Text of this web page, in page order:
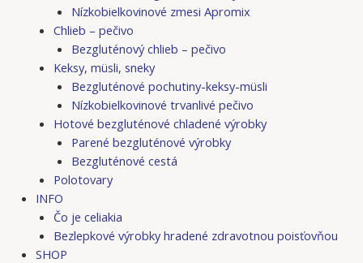
Nízkobielkovinové zmesi Apromix
Chlieb – pečivo
Bezgluténový chlieb – pečivo
Keksy, müsli, sneky
Bezgluténové pochutiny-keksy-müsli
Nízkobielkovinové trvanlivé pečivo
Hotové bezgluténové chladené výrobky
Parené bezgluténové výrobky
Bezgluténové cestá
Polotovary
INFO
Čo je celiakia
Bezlepkové výrobky hradené zdravotnou poisťovňou
SHOP